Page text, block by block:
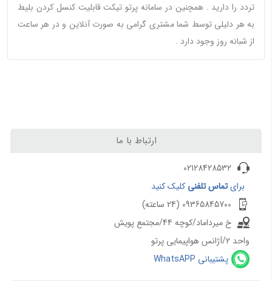
تردد را دارید . همچنین در سامانه پرتو تیکت قابلیت کنسل کردن بلیط
به هر دلیلی توسط شما مشتری گرامی به صورت آنلاین و در هر ساعت
از شبانه روز وجود دارد .
ارتباط با ما
02128428532
برایتماس تلفنی کلیک کنید
09365845700 (24 ساعته)
خ میرداماد/کوچه 44/مجتمع پویش
واحد 2/آژانس هواپیمایی پرتو
پشتیبانی WhatsAPP